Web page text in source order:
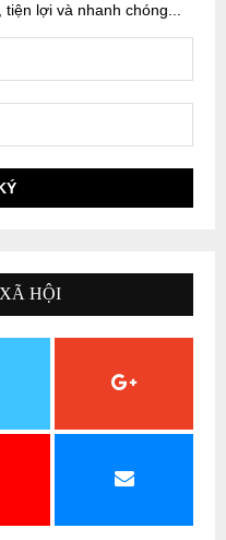
lợi và nhanh chóng...
HỘI